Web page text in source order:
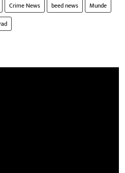
Crime News beed news
Munde